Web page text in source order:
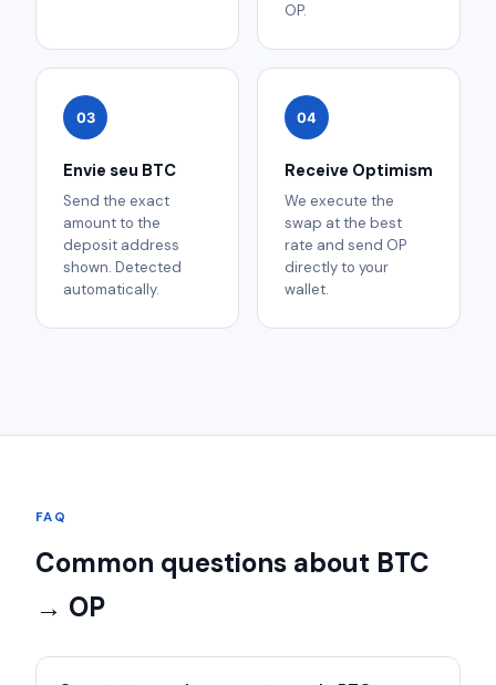
OP.
03
Envie seu BTC
Send the exact
amount to the
deposit address
shown. Detected
automatically.
04
Receive Optimism
We execute the
swap at the best
rate and send OP
directly to your
wallet.
FAQ
Common questions about BTC
→ OP